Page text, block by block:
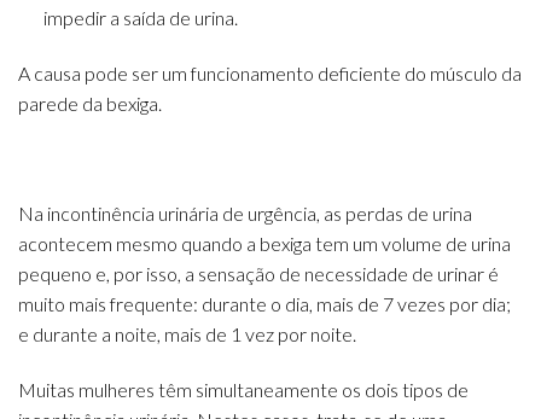
impedir a saída de urina.
A causa pode ser um funcionamento deficiente do músculo da
parede da bexiga.
Na incontinência urinária de urgência, as perdas de urina
acontecem mesmo quando a bexiga tem um volume de urina
pequeno e, por isso, a sensação de necessidade de urinar é
muito mais frequente: durante o dia, mais de 7 vezes por dia;
e durante a noite, mais de 1 vez por noite.
Muitas mulheres têm simultaneamente os dois tipos de